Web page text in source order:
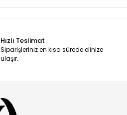
Hızlı Teslimat
Siparişleriniz en kısa sürede elinize
ulaşır.